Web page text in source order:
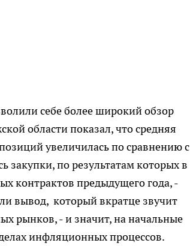
себе более широкий обзор
области показал, что средняя
увеличилась по сравнению с
закупки, по результатам которых в
контрактов предыдущего года, -
вывод, который вкратце звучит
рынков, - и значит, на начальные
инфляционных процессов.